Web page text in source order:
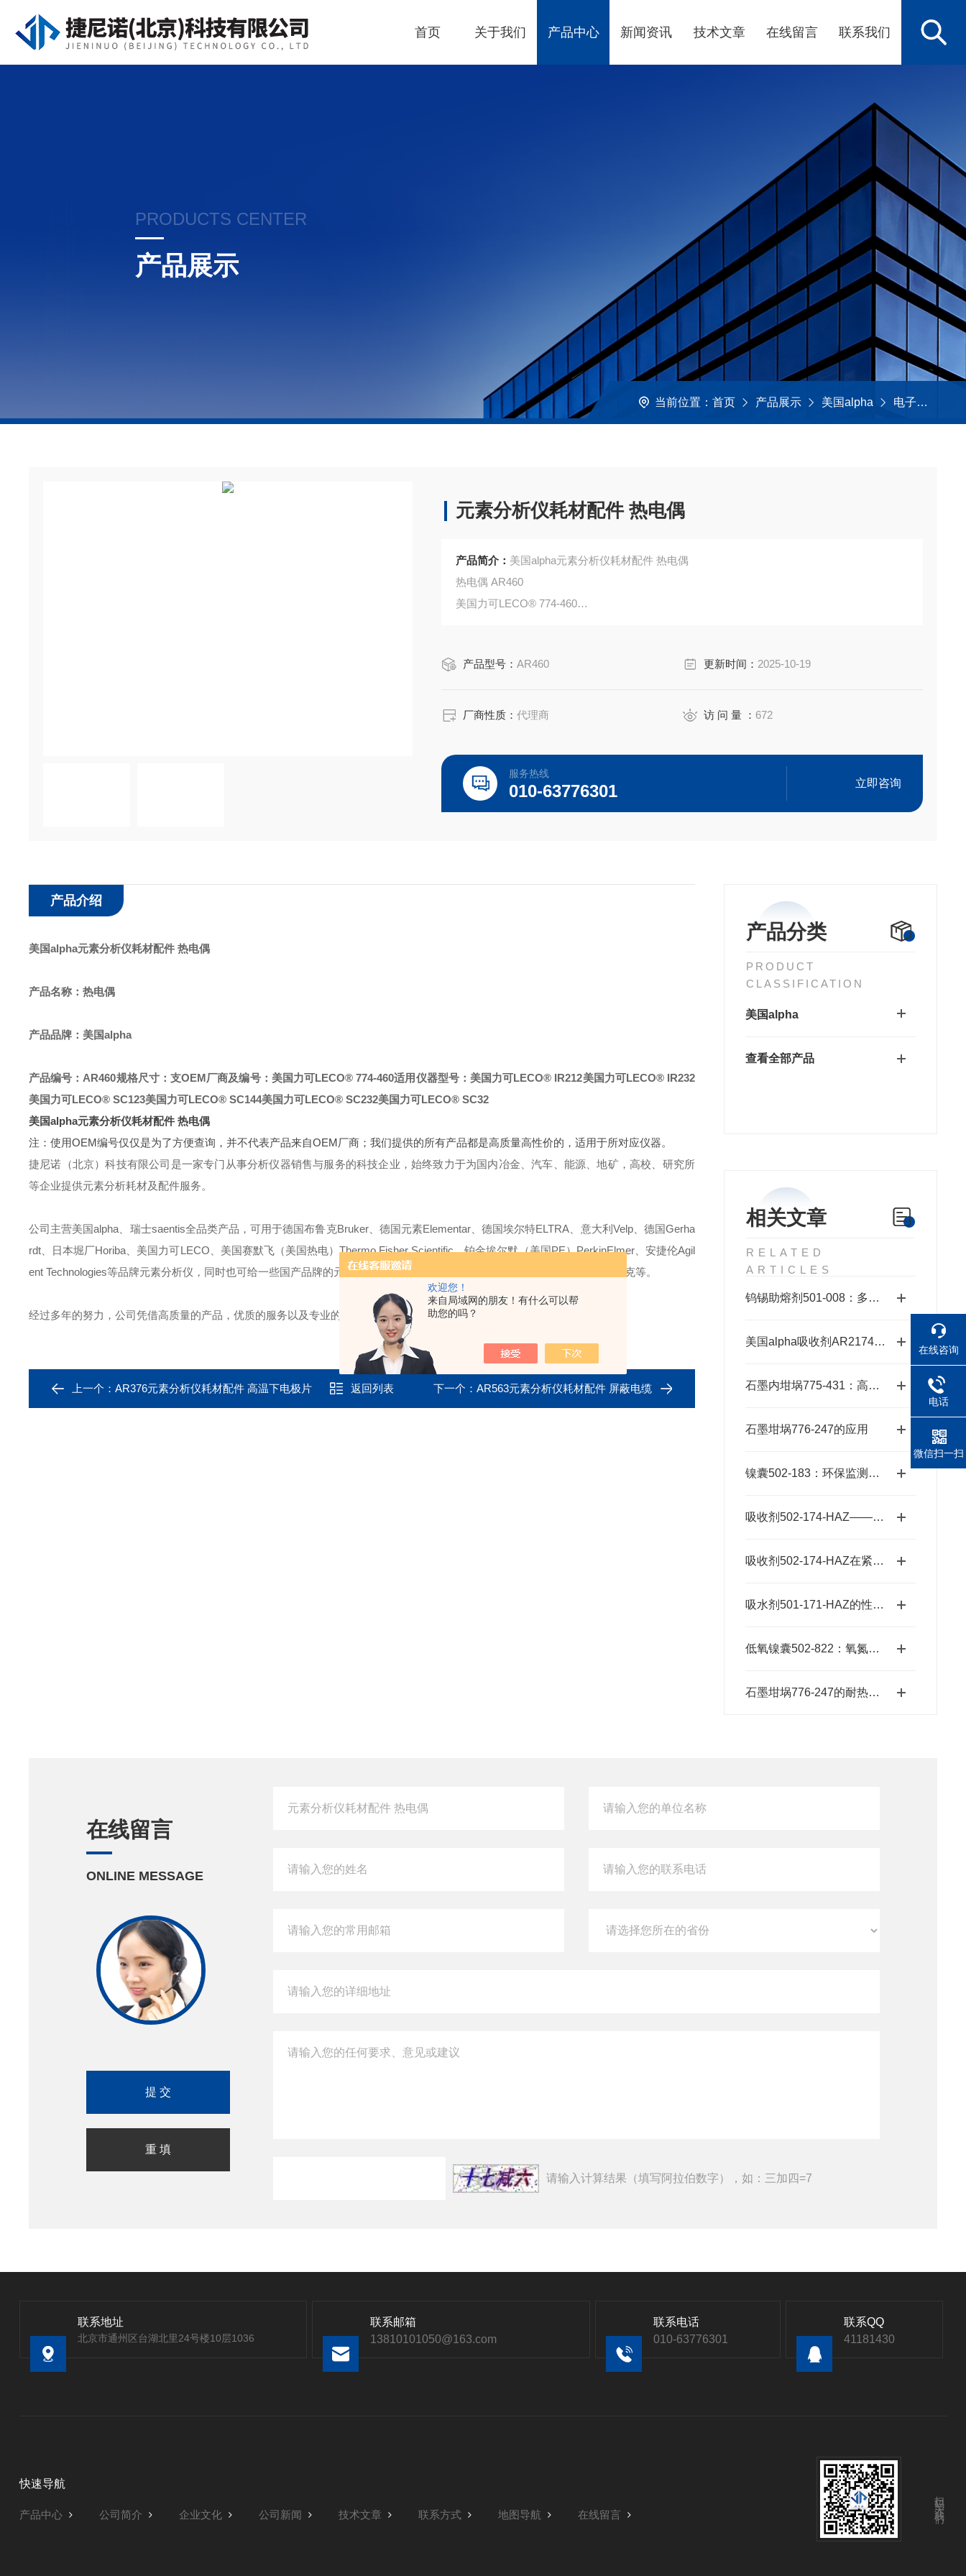
欢迎您！
来自局域网的朋友！有什么可以帮
助您的吗？
首页 关于我们 产品中心 新闻资讯 技术文章 在线留言 联系我们
PRODUCTS CENTER
产品展示
当前位置： 首页 产品展示 美国alpha 电子元件及配件
元素分析仪耗材配件 热电偶
产品简介： 美国alpha元素分析仪耗材配件 热电偶
热电偶 AR460
美国力可LECO® 774-460
产品型号：AR460 更新时间： 2025-10-19
厂商性质：代理商 访 问 量 ： 672
服务热线
010-63776301 立即咨询
产品分类
PRODUCT
CLASSIFICATION
美国alpha
查看全部产品
相关文章
RELATED
ARTICLES
钨锡助熔剂501-008：多元样品熔融的高效适配方案
美国alpha吸收剂AR2174：适配多种元素的精准分析需求
石墨内坩埚775-431：高温熔炼的坚实卫士
石墨坩埚776-247的应用
镍囊502-183：环保监测的精准工具
吸收剂502-174-HAZ——碱石棉二氧化碳吸收剂原理与元素分析及气体净化应用
吸收剂502-174-HAZ在紧急响应中的作用
吸水剂501-171-HAZ的性能及优势
低氧镍囊502-822：氧氮分析的高效助熔载体
石墨坩埚776-247的耐热温度范围是多少？
产品介绍
美国alpha元素分析仪耗材配件 热电偶
产品名称： 热电偶
产品品牌：美国alpha
产品编号：AR460规格尺寸：支OEM厂商及编号：美国力可LECO® 774-460适用仪器型号： 美国力可LECO® IR212美国力可LECO® IR232
美国力可LECO® SC123美国力可LECO® SC144美国力可LECO® SC232美国力可LECO® SC32
美国alpha元素分析仪耗材配件 热电偶
注：使用OEM编号仅仅是为了方便查询，并不代表产品来自OEM厂商；我们提供的所有产品都是高质量高性价的，适用于所对应仪器。
捷尼诺（北京）科技有限公司是一家专门从事分析仪器销售与服务的科技企业，始终致力于为国内冶金、汽车、能源、地矿，高校、研究所
等企业提供元素分析耗材及配件服务。
公司主营美国alpha、瑞士saentis全品类产品，可用于德国布鲁克Bruker、德国元素Elementar、德国埃尔特ELTRA、意大利Velp、德国Gerha
rdt、日本堀厂Horiba、美国力可LECO、美国赛默飞（美国热电）Thermo Fisher Scientific、铂金埃尔默（美国PE）PerkinElmer、安捷伦Agil
ent Technologies等品牌元素分析仪，同时也可给一些国产品牌的元素分析仪供应进口耗材，例如长沙开元、湖南三德、钢研纳克等。
经过多年的努力，公司凭借高质量的产品，优质的服务以及专业的素养，赢得了上千家固定客户的认可与好评。
上一个： AR376元素分析仪耗材配件 高温下电极片 返回列表 下一个： AR563元素分析仪耗材配件 屏蔽电缆
在线留言
ONLINE MESSAGE
请输入计算结果（填写阿拉伯数字），如：三加四=7
联系地址
北京市通州区台湖北里24号楼10层1036
联系邮箱
13810101050@163.com
联系电话
010-63776301
联系QQ
41181430
快速导航
产品中心 公司简介 企业文化 公司新闻 技术文章 联系方式 地图导航 在线留言
扫码关注我们
在线咨询
电话
微信扫一扫